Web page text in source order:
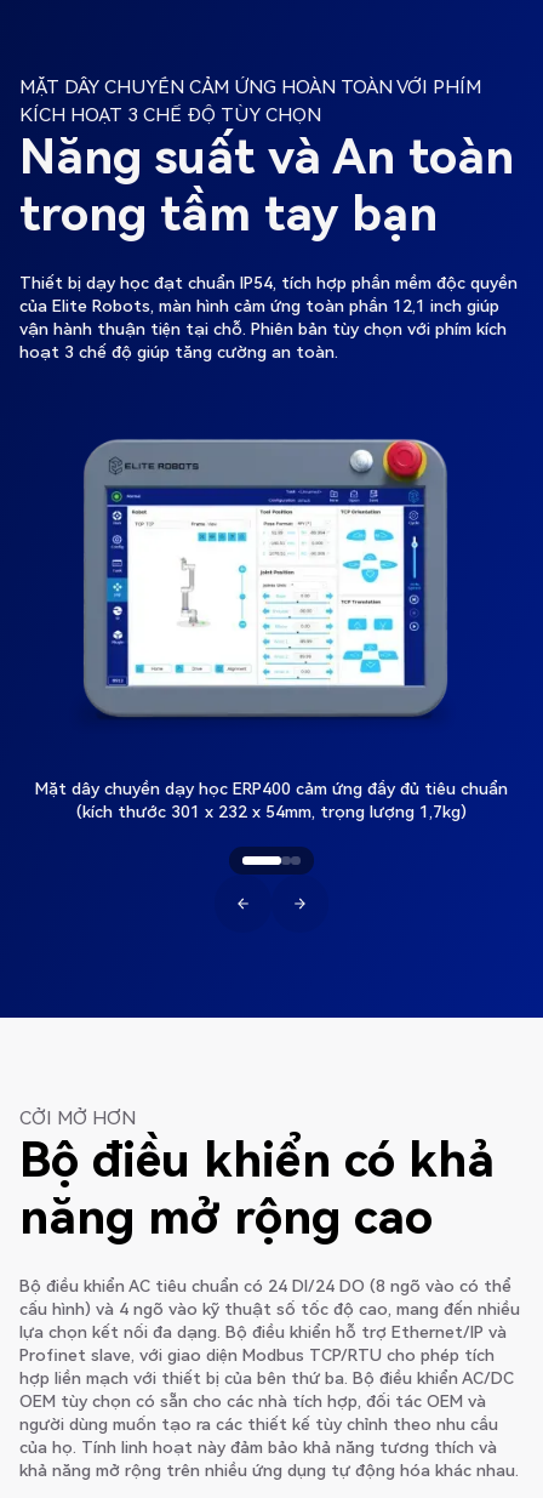
Mặt dây chuyền dạy học ERP400 cảm ứng đầy đủ tiêu chuẩn
(kích thước 301 x 232 x 54mm, trọng lượng 1,7kg)
MẶT DÂY CHUYỀN CẢM ỨNG HOÀN TOÀN VỚI PHÍM
KÍCH HOẠT 3 CHẾ ĐỘ TÙY CHỌN
Năng suất và An toàn
trong tầm tay bạn
Thiết bị dạy học đạt chuẩn IP54, tích hợp phần mềm độc quyền
của Elite Robots, màn hình cảm ứng toàn phần 12,1 inch giúp
vận hành thuận tiện tại chỗ. Phiên bản tùy chọn với phím kích
hoạt 3 chế độ giúp tăng cường an toàn.
CỞI MỞ HƠN
Bộ điều khiển có khả
năng mở rộng cao
Bộ điều khiển AC tiêu chuẩn có 24 DI/24 DO (8 ngõ vào có thể
cấu hình) và 4 ngõ vào kỹ thuật số tốc độ cao, mang đến nhiều
lựa chọn kết nối đa dạng. Bộ điều khiển hỗ trợ Ethernet/IP và
Profinet slave, với giao diện Modbus TCP/RTU cho phép tích
hợp liền mạch với thiết bị của bên thứ ba. Bộ điều khiển AC/DC
OEM tùy chọn có sẵn cho các nhà tích hợp, đối tác OEM và
người dùng muốn tạo ra các thiết kế tùy chỉnh theo nhu cầu
của họ. Tính linh hoạt này đảm bảo khả năng tương thích và
khả năng mở rộng trên nhiều ứng dụng tự động hóa khác nhau.